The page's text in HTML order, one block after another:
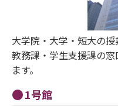
大学院・大学・短大の
教務課・学生支援課の
ます。
1号館